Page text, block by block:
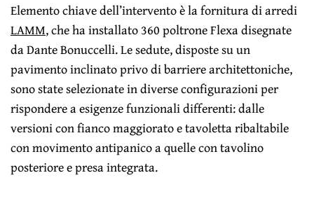
Elemento chiave dell’intervento è la fornitura di arredi
LAMM, che ha installato 360 poltrone Flexa disegnate
da Dante Bonuccelli. Le sedute, disposte su un
pavimento inclinato privo di barriere architettoniche,
sono state selezionate in diverse configurazioni per
rispondere a esigenze funzionali differenti: dalle
versioni con fianco maggiorato e tavoletta ribaltabile
con movimento antipanico a quelle con tavolino
posteriore e presa integrata.